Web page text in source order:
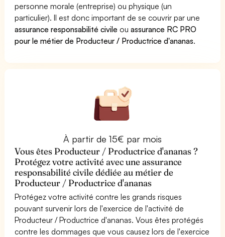
personne morale (entreprise) ou physique (un
particulier). Il est donc important de se couvrir par une
assurance responsabilité civile ouassurance RC PRO
pour le métier de Producteur / Productrice d'ananas.
À partir de 15€ par mois
Vous êtes Producteur / Productrice d'ananas ?
Protégez votre activité avec une assurance
responsabilité civile dédiée au métier de
Producteur / Productrice d'ananas
Protégez votre activité contre les grands risques
pouvant survenir lors de l'exercice de l'activité de
Producteur / Productrice d'ananas. Vous êtes protégés
contre les dommages que vous causez lors de l'exercice